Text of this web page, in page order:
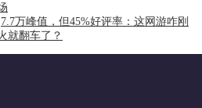
7.7万峰值，但45%好评率：这网游咋刚
就翻车了？